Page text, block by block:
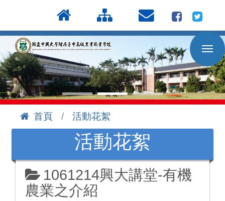
到
主
要
內
容
區
首頁
活動花絮
活動花絮
1061214興大講堂-有機
農業之介紹